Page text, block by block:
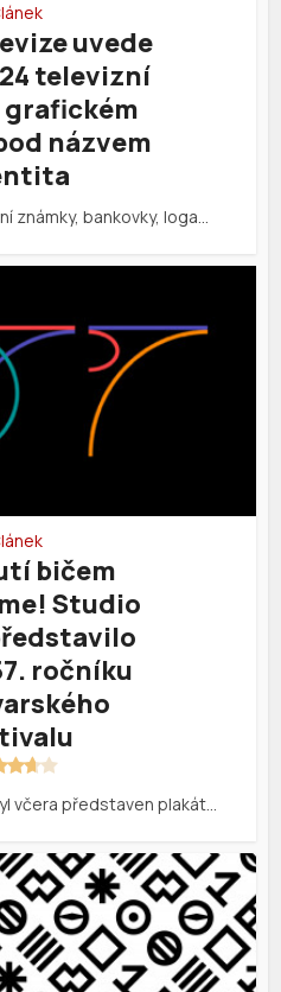
uvede
televizní
grafickém
názvem
známky, bankovky, loga…
bičem
Studio
ročníku
včera představen plakát…